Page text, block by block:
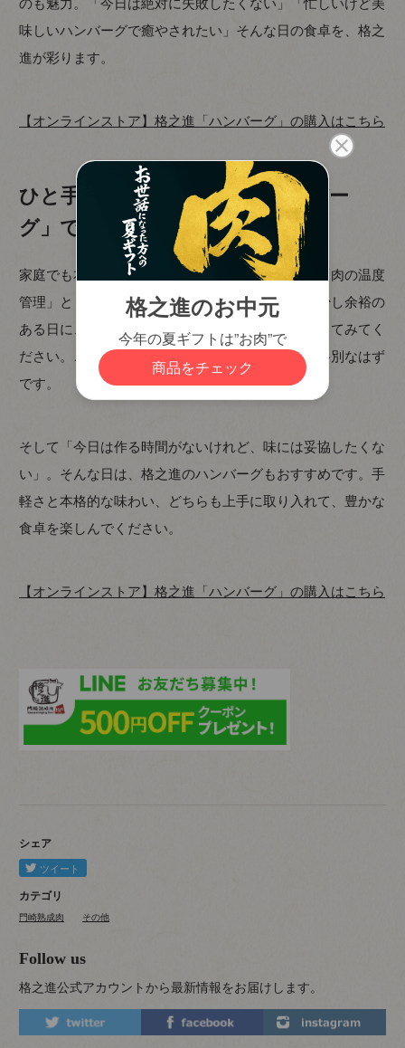
のも魅力。「今日は絶対に失敗したくない」「忙しいけど美
味しいハンバーグで癒やされたい」そんな日の食卓を、格之
進が彩ります。
【オンラインストア】格之進「ハンバーグ」の購入はこちら
ひと手間で劇的変化!「本格ハンバー
グ」で特別な食卓を楽しもう
家庭でも本格的なハンバーグに仕上げるコツは、「肉の温度
管理」と「丁寧な工程」です。まずは週末など、少し余裕の
ある日に、今回ご紹介した本格レシピにぜひ挑戦してみてく
ださい。ご自身で作った焼きたての味は、きっと格別なはず
です。
そして「今日は作る時間がないけれど、味には妥協したくな
い」。そんな日は、格之進のハンバーグもおすすめです。手
軽さと本格的な味わい、どちらも上手に取り入れて、豊かな
食卓を楽しんでください。
【オンラインストア】格之進「ハンバーグ」の購入はこちら
シェア
カテゴリ
門崎熟成肉 その他
Follow us
格之進公式アカウントから最新情報をお届けします。